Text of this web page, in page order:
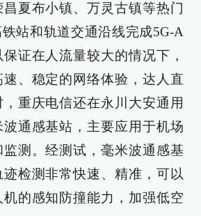
夏布小镇、万灵古镇等热门
站和轨道交通沿线完成5G-A
证在人流量较大的情况下，
、稳定的网络体验，达人直
重庆电信还在永川大安通用
通感基站，主要应用于机场
测。经测试，毫米波通感基
检测非常快速、精准，可以
的感知防撞能力，加强低空